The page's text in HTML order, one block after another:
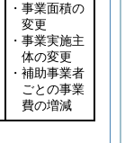
・事業面積の
変更
・事業実施主
体の変更
・補助事業者
ごとの事業
費の増減